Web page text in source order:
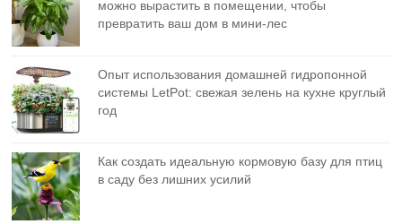
можно вырастить в помещении, чтобы
превратить ваш дом в мини-лес
Опыт использования домашней гидропонной
системы LetPot: свежая зелень на кухне круглый
год
Как создать идеальную кормовую базу для птиц
в саду без лишних усилий